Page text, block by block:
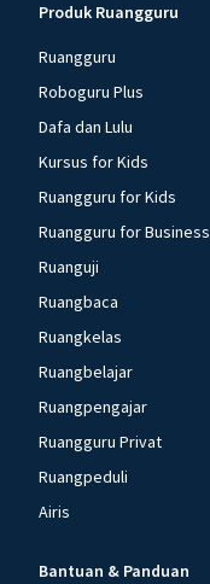
Produk Ruangguru
Ruangguru
Roboguru Plus
Dafa dan Lulu
Kursus for Kids
Ruangguru for Kids
Ruangguru for Business
Ruanguji
Ruangbaca
Ruangkelas
Ruangbelajar
Ruangpengajar
Ruangguru Privat
Ruangpeduli
Airis
Bantuan & Panduan